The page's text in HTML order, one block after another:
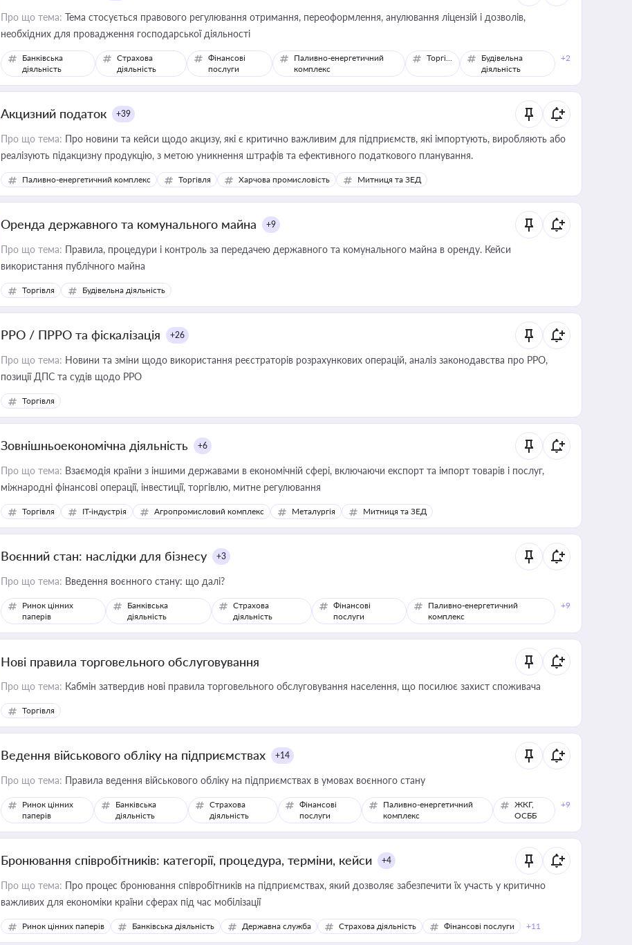
Про що тема: Тема стосується правового регулювання отримання, переоформлення, анулювання ліцензій і дозволів,
необхідних для провадження господарської діяльності
Банківська
діяльність
Страхова
діяльність
Фінансові
послуги
Паливно-енергетичний
комплекс
Торгівля
Будівельна
діяльність
+2
Акцизний податок +39
Про що тема: Про новини та кейси щодо акцизу, які є критично важливим для підприємств, які імпортують, виробляють або
реалізують підакцизну продукцію, з метою уникнення штрафів та ефективного податкового планування.
Паливно-енергетичний комплекс Торгівля Харчова промисловість Митниця та ЗЕД
Оренда державного та комунального майна +9
Про що тема: Правила, процедури і контроль за передачею державного та комунального майна в оренду. Кейси
використання публічного майна
Торгівля Будівельна діяльність
РРО / ПРРО та фіскалізація +26
Про що тема: Новини та зміни щодо використання реєстраторів розрахункових операцій, аналіз законодавства про РРО,
позиції ДПС та судів щодо РРО
Торгівля
Зовнішньоекономічна діяльність +6
Про що тема: Взаємодія країни з іншими державами в економічній сфері, включаючи експорт та імпорт товарів і послуг,
міжнародні фінансові операції, інвестиції, торгівлю, митне регулювання
Торгівля IT-індустрія Агропромисловий комплекс Металургія Митниця та ЗЕД
Воєнний стан: наслідки для бізнесу +3
Про що тема: Введення воєнного стану: що далі?
Ринок цінних
паперів
Банківська
діяльність
Страхова
діяльність
Фінансові
послуги
Паливно-енергетичний
комплекс
+9
Нові правила торговельного обслуговування
Про що тема: Кабмін затвердив нові правила торговельного обслуговування населення, що посилює захист споживача
Торгівля
Ведення військового обліку на підприємствах +14
Про що тема: Правила ведення військового обліку на підприємствах в умовах воєнного стану
Ринок цінних
паперів
Банківська
діяльність
Страхова
діяльність
Фінансові
послуги
Паливно-енергетичний
комплекс
ЖКГ,
ОСББ
+9
Бронювання співробітників: категорії, процедура, терміни, кейси +4
Про що тема: Про процес бронювання співробітників на підприємствах, який дозволяє забезпечити їх участь у критично
важливих для економіки країни сферах під час мобілізації
Ринок цінних паперів Банківська діяльність Державна служба Страхова діяльність Фінансові послуги +11